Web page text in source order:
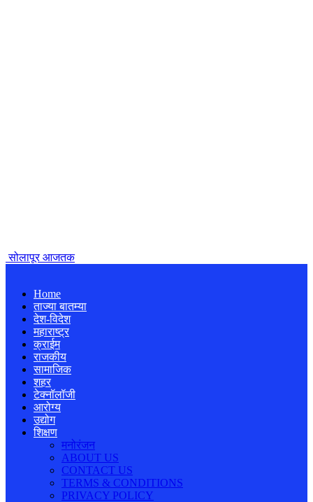
सोलापूर आजतक
Home
ताज्या बातम्या
देश-विदेश
महाराष्ट्र
क्राईम
राजकीय
सामाजिक
शहर
टेक्नॉलॉजी
आरोग्य
उद्योग
शिक्षण
मनोरंजन
ABOUT US
CONTACT US
TERMS & CONDITIONS
PRIVACY POLICY